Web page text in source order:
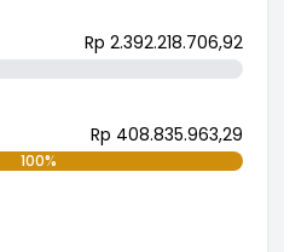
Rp 2.392.218.706,92
Rp 408.835.963,29
100%